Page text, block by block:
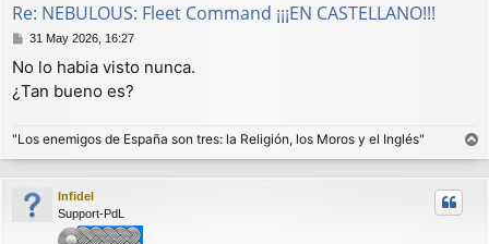
Re: NEBULOUS: Fleet Command ¡¡¡EN CASTELLANO!!!
M
n
s
e
31 May 2026, 16:27
No lo habia visto nunca.
¿Tan bueno es?
"Los enemigos de España son tres: la Religión, los Moros y el Inglés"
r
r
Infidel
Support-PdL